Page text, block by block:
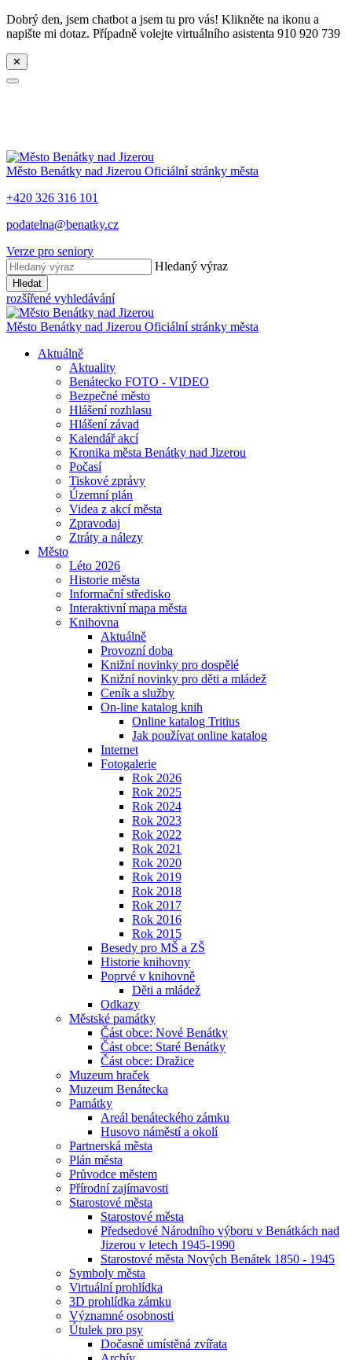
Dobrý den, jsem chatbot a jsem tu pro vás! Klikněte na ikonu a
napište mi dotaz. Případně volejte virtuálního asistenta 910 920 739
✕
Město Benátky nad Jizerou Oficiální stránky města
+420 326 316 101
podatelna@benatky.cz
Verze pro seniory
Hledaný výraz
Hledat
rozšířené vyhledávání
Město Benátky nad Jizerou Oficiální stránky města
Aktuálně
Aktuality
Benátecko FOTO - VIDEO
Bezpečné město
Hlášení rozhlasu
Hlášení závad
Kalendář akcí
Kronika města Benátky nad Jizerou
Počasí
Tiskové zprávy
Územní plán
Videa z akcí města
Zpravodaj
Ztráty a nálezy
Město
Léto 2026
Historie města
Informační středisko
Interaktivní mapa města
Knihovna
Aktuálně
Provozní doba
Knižní novinky pro dospělé
Knižní novinky pro děti a mládež
Ceník a služby
On-line katalog knih
Online katalog Tritius
Jak používat online katalog
Internet
Fotogalerie
Rok 2026
Rok 2025
Rok 2024
Rok 2023
Rok 2022
Rok 2021
Rok 2020
Rok 2019
Rok 2018
Rok 2017
Rok 2016
Rok 2015
Besedy pro MŠ a ZŠ
Historie knihovny
Poprvé v knihovně
Děti a mládež
Odkazy
Městské památky
Část obce: Nové Benátky
Část obce: Staré Benátky
Část obce: Dražice
Muzeum hraček
Muzeum Benátecka
Památky
Areál benáteckého zámku
Husovo náměstí a okolí
Partnerská města
Plán města
Průvodce městem
Přírodní zajímavosti
Starostové města
Starostové města
Předsedové Národního výboru v Benátkách nad
Jizerou v letech 1945-1990
Starostové města Nových Benátek 1850 - 1945
Symboly města
Virtuální prohlídka
3D prohlídka zámku
Významné osobnosti
Útulek pro psy
Dočasně umístěná zvířata